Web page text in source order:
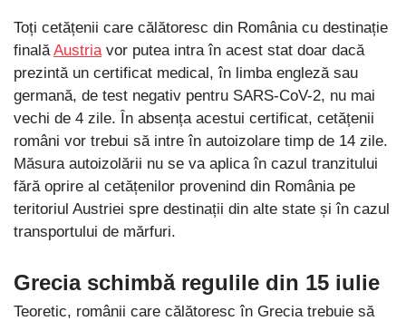
Toți cetățenii care călătoresc din România cu destinație
finalăAustriavor putea intra în acest stat doar dacă
prezintă un certificat medical, în limba engleză sau
germană, de test negativ pentru SARS-CoV-2, nu mai
vechi de 4 zile. În absența acestui certificat, cetățenii
români vor trebui să intre în autoizolare timp de 14 zile.
Măsura autoizolării nu se va aplica în cazul tranzitului
fără oprire al cetățenilor provenind din România pe
teritoriul Austriei spre destinații din alte state și în cazul
transportului de mărfuri.
Grecia schimbă regulile din 15 iulie
Teoretic, românii care călătoresc în Grecia trebuie să